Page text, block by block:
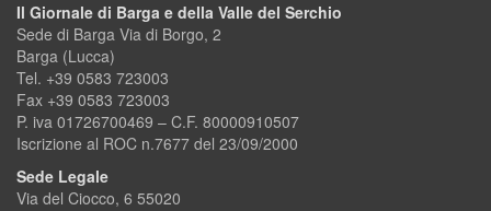
Il Giornale di Barga e della Valle del Serchio
Sede di Barga Via di Borgo, 2
Barga (Lucca)
Tel. +39 0583 723003
Fax +39 0583 723003
P. iva 01726700469 – C.F. 80000910507
Iscrizione al ROC n.7677 del 23/09/2000
Sede Legale
Via del Ciocco, 6 55020